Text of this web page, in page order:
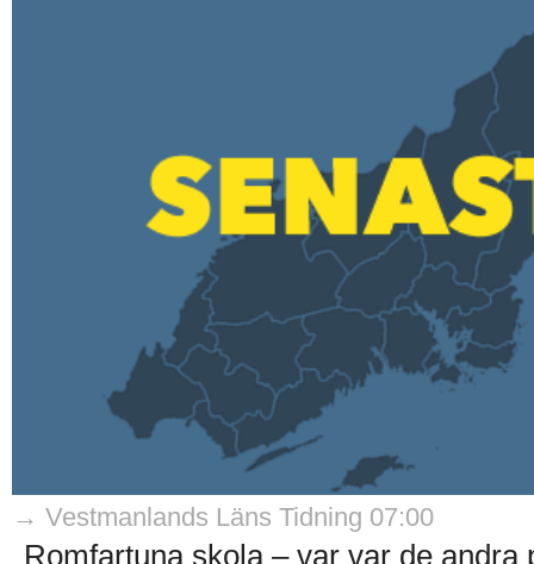
→ Vestmanlands Läns Tidning 07:00
Romfartuna skola – var var de andra